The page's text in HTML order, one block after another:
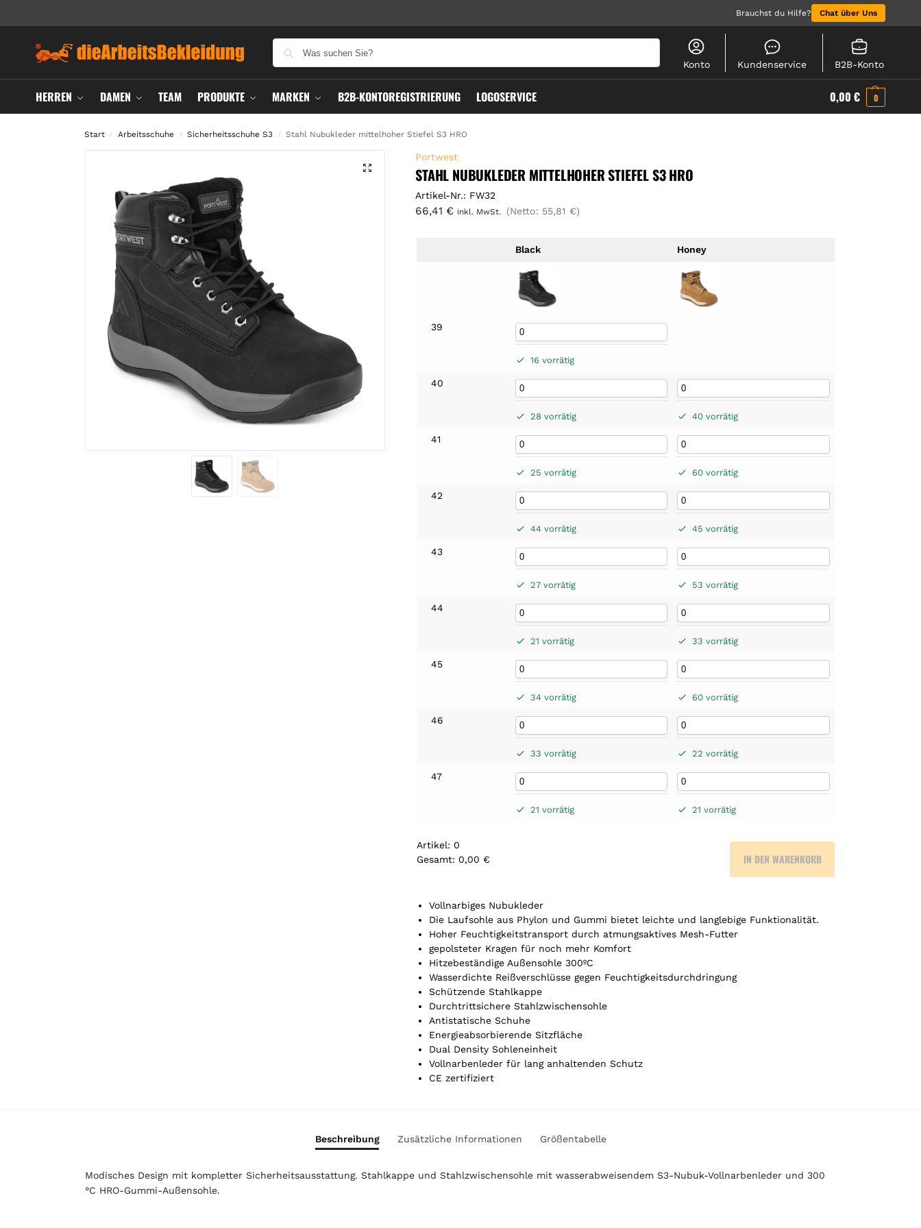
Brauchst du Hilfe? Chat über Uns
Konto Kundenservice B2B-Konto
HERREN DAMEN TEAM PRODUKTE MARKEN B2B-KONTOREGISTRIERUNG LOGOSERVICE 0,00 € 0
Start / Arbeitsschuhe / Sicherheitsschuhe S3 / Stahl Nubukleder mittelhoher Stiefel S3 HRO
Portwest
STAHL NUBUKLEDER MITTELHOHER STIEFEL S3 HRO
Artikel-Nr.: FW32
66,41 € inkl. MwSt. (Netto: 55,81 €)
Black Honey
39
16 vorrätig
40
28 vorrätig 40 vorrätig
41
25 vorrätig 60 vorrätig
42
44 vorrätig 45 vorrätig
43
27 vorrätig 53 vorrätig
44
21 vorrätig 33 vorrätig
45
34 vorrätig 60 vorrätig
46
33 vorrätig 22 vorrätig
47
21 vorrätig 21 vorrätig
Artikel: 0
Gesamt: 0,00 €
r
t
i
k
e
l
.
Y
o
u
r
t
o
i
,
IN DEN WARENKORB
Vollnarbiges Nubukleder
Die Laufsohle aus Phylon und Gummi bietet leichte und langlebige Funktionalität.
Hoher Feuchtigkeitstransport durch atmungsaktives Mesh-Futter
gepolsteter Kragen für noch mehr Komfort
Hitzebeständige Außensohle 300ºC
Wasserdichte Reißverschlüsse gegen Feuchtigkeitsdurchdringung
Schützende Stahlkappe
Durchtrittsichere Stahlzwischensohle
Antistatische Schuhe
Energieabsorbierende Sitzfläche
Dual Density Sohleneinheit
Vollnarbenleder für lang anhaltenden Schutz
CE zertifiziert
Beschreibung Zusätzliche Informationen Größentabelle
Modisches Design mit kompletter Sicherheitsausstattung. Stahlkappe und Stahlzwischensohle mit wasserabweisendem S3-Nubuk-Vollnarbenleder und 300
°C HRO-Gummi-Außensohle.